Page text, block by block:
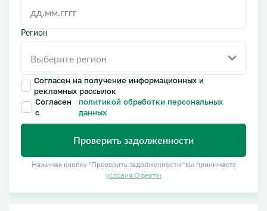
Регион
Согласен на получение информационных и
рекламных рассылок
Согласен
с
политикой обработки персональных
данных
Проверить задолженности
Нажимая кнопку "Проверить задолженности" вы принимаете
условия Оферты